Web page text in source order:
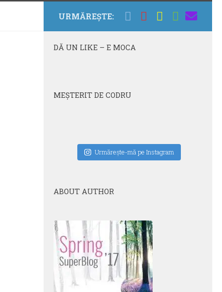
URMĂREȘTE:
DĂ UN LIKE – E MOCA
MEŞTERIT DE CODRU
Urmăreşte-mă pe Instagram
ABOUT AUTHOR